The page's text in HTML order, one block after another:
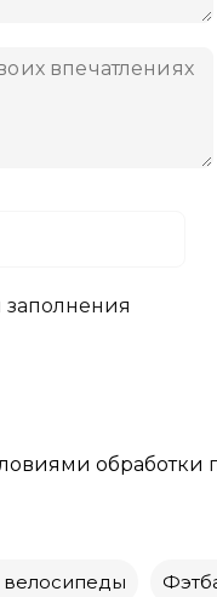
заполнения
обработки